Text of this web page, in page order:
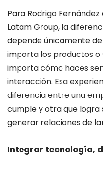
Para Rodrigo Fernández
Latam Group, la
depende únicamente
importa los productos o
importa cómo haces
interacción. Esa
diferencia entre una
cumple y otra que logra
generar relaciones de
Integrar tecnología,